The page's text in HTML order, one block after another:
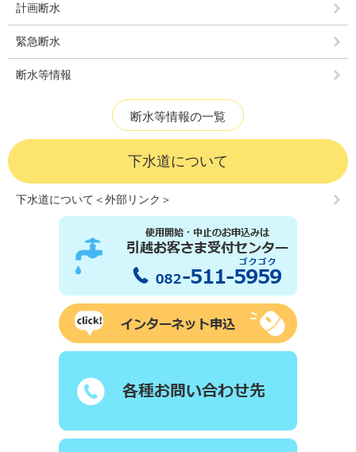
計画断水
緊急断水
断水等情報
断水等情報の一覧
下水道について
下水道について＜外部リンク＞